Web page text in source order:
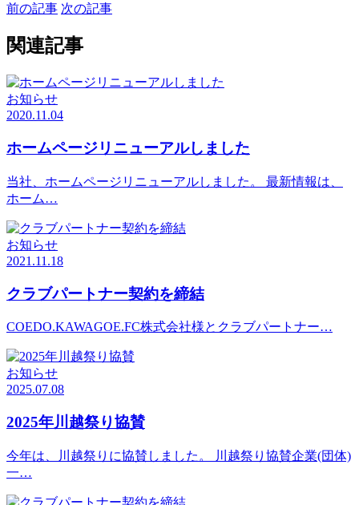
前の記事 次の記事
関連記事
お知らせ
2020.11.04
ホームページリニューアルしました
当社、ホームページリニューアルしました。 最新情報は、
ホーム…
お知らせ
2021.11.18
クラブパートナー契約を締結
COEDO.KAWAGOE.FC株式会社様とクラブパートナー…
お知らせ
2025.07.08
2025年川越祭り協賛
今年は、川越祭りに協賛しました。 川越祭り協賛企業(団体)
一…